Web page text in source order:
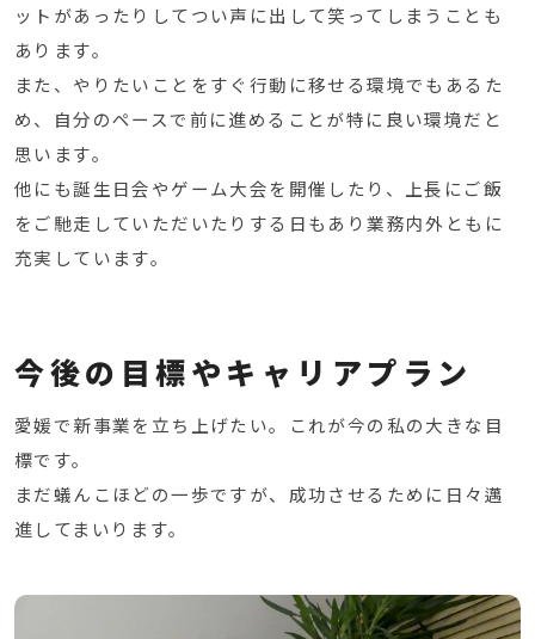
ットがあったりしてつい声に出して笑ってしまうことも
あります。
また、やりたいことをすぐ行動に移せる環境でもあるた
め、自分のペースで前に進めることが特に良い環境だと
思います。
他にも誕生日会やゲーム大会を開催したり、上長にご飯
をご馳走していただいたりする日もあり業務内外ともに
充実しています。
今後の目標やキャリアプラン
愛媛で新事業を立ち上げたい。これが今の私の大きな目
標です。
まだ蟻んこほどの一歩ですが、成功させるために日々邁
進してまいります。